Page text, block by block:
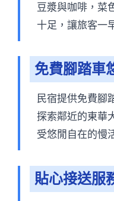
豆漿與咖啡，菜
十足，讓旅客一
免費腳踏車
民宿提供免費腳
探索鄰近的東華
受悠閒自在的慢
貼心接送服